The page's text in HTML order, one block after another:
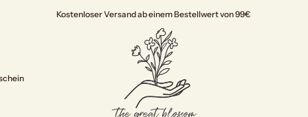
Kostenloser Versand ab einem Bestellwert von 99€
The Great Blossom